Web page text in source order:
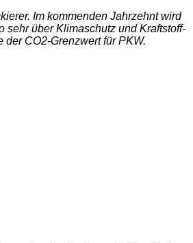
Im kommenden Jahrzehnt wird
sehr über Klimaschutz und Kraftstoff-
der CO2-Grenzwert für PKW.